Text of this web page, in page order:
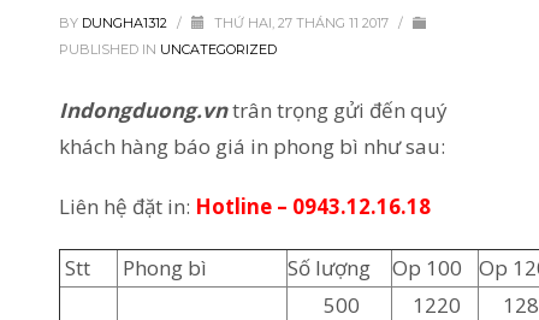
BY DUNGHA1312 / THỨ HAI, 27 THÁNG 11 2017 /
PUBLISHED IN UNCATEGORIZED
Indongduong.vntrân trọng gửi đến quý
khách hàng báo giá in phong bì như sau:
Liên hệ đặt in: Hotline – 0943.12.16.18
Stt Phong bì Số lượng Op 100 Op
500 1220